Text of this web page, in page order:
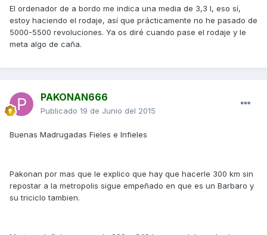
El ordenador de a bordo me indica una media de 3,3 l, eso sí,
estoy haciendo el rodaje, así que prácticamente no he pasado de
5000-5500 revoluciones. Ya os diré cuando pase el rodaje y le
meta algo de caña.
PAKONAN666
Publicado 19 de Junio del 2015
Buenas Madrugadas Fieles e Infieles
Pakonan por mas que le explico que hay que hacerle 300 km sin
repostar a la metropolis sigue empeñado en que es un Barbaro y
su triciclo tambien.